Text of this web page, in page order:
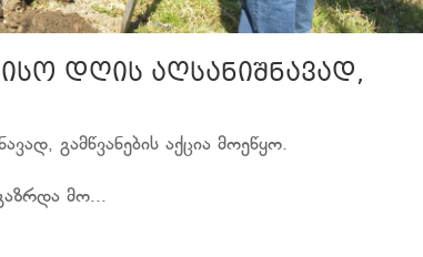
დღის აღსანიშნავად,
გამწვანების აქცია მოეწყო.
მო...